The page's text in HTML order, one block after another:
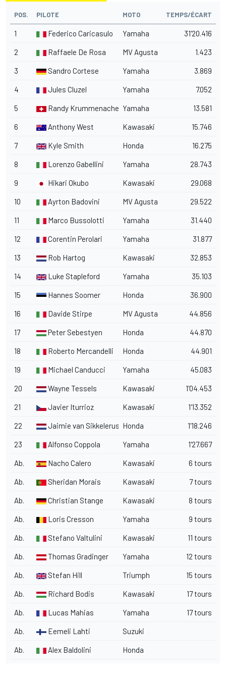
POS. PILOTE MOTO TEMPS/ÉCART
1 Federico Caricasulo Yamaha 31'20.416
2 Raffaele De Rosa MV Agusta 1.423
3 Sandro Cortese Yamaha 3.869
4 Jules Cluzel Yamaha 7.052
5 Randy Krummenacher Yamaha 13.581
6 Anthony West Kawasaki 15.746
7 Kyle Smith Honda 16.275
8 Lorenzo Gabellini Yamaha 28.743
9 Hikari Okubo Kawasaki 29.068
10 Ayrton Badovini MV Agusta 29.522
11 Marco Bussolotti Yamaha 31.440
12 Corentin Perolari Yamaha 31.877
13 Rob Hartog Kawasaki 32.853
14 Luke Stapleford Yamaha 35.103
15 Hannes Soomer Honda 36.900
16 Davide Stirpe MV Agusta 44.856
17 Peter Sebestyen Honda 44.870
18 Roberto Mercandelli Honda 44.901
19 Michael Canducci Yamaha 45.083
20 Wayne Tessels Kawasaki 1'04.453
21 Javier Iturrioz Kawasaki 1'13.352
22 Jaimie van Sikkelerus Honda 1'18.246
23 Alfonso Coppola Yamaha 1'27.667
Ab. Nacho Calero Kawasaki 6 tours
Ab. Sheridan Morais Kawasaki 7 tours
Ab. Christian Stange Kawasaki 8 tours
Ab. Loris Cresson Yamaha 9 tours
Ab. Stefano Valtulini Kawasaki 11 tours
Ab. Thomas Gradinger Yamaha 12 tours
Ab. Stefan Hill Triumph 15 tours
Ab. Richard Bodis Kawasaki 17 tours
Ab. Lucas Mahias Yamaha 17 tours
Ab. Eemeli Lahti Suzuki
Ab. Alex Baldolini Honda